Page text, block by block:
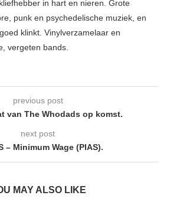
in hart en nieren. Grote
punk en psychedelische muziek, en
klinkt. Vinylverzamelaar en
vergeten bands.
previous post
van The Whodads op komst.
next post
– Minimum Wage (PIAS).
MAY ALSO LIKE